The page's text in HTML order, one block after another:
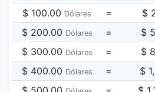
$ 100.00 Dólares = $
$ 200.00 Dólares = $
$ 300.00 Dólares = $
$ 400.00 Dólares = $